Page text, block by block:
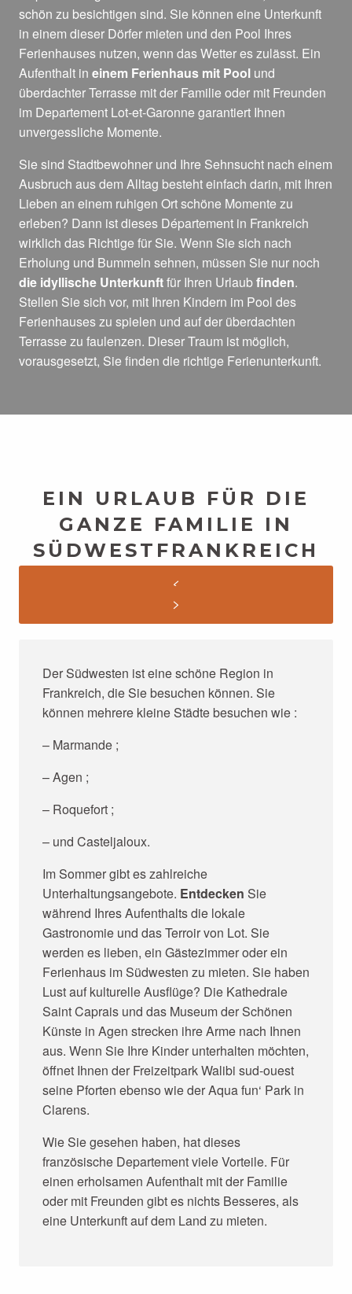
schön zu besichtigen sind. Sie können eine Unterkunft
in einem dieser Dörfer mieten und den Pool Ihres
Ferienhauses nutzen, wenn das Wetter es zulässt. Ein
Aufenthalt in einem Ferienhaus mit Pool und
überdachter Terrasse mit der Familie oder mit Freunden
im Departement Lot-et-Garonne garantiert Ihnen
unvergessliche Momente.
Sie sind Stadtbewohner und Ihre Sehnsucht nach einem
Ausbruch aus dem Alltag besteht einfach darin, mit Ihren
Lieben an einem ruhigen Ort schöne Momente zu
erleben? Dann ist dieses Département in Frankreich
wirklich das Richtige für Sie. Wenn Sie sich nach
Erholung und Bummeln sehnen, müssen Sie nur noch
die idyllische Unterkunftfür Ihren Urlaubfinden.
Stellen Sie sich vor, mit Ihren Kindern im Pool des
Ferienhauses zu spielen und auf der überdachten
Terrasse zu faulenzen. Dieser Traum ist möglich,
vorausgesetzt, Sie finden die richtige Ferienunterkunft.
EIN URLAUB FÜR DIE
GANZE FAMILIE IN
SÜDWESTFRANKREICH
Der Südwesten ist eine schöne Region in
Frankreich, die Sie besuchen können. Sie
können mehrere kleine Städte besuchen wie :
– Marmande ;
– Agen ;
– Roquefort ;
– und Casteljaloux.
Im Sommer gibt es zahlreiche
Unterhaltungsangebote. Entdecken Sie
während Ihres Aufenthalts die lokale
Gastronomie und das Terroir von Lot. Sie
werden es lieben, ein Gästezimmer oder ein
Ferienhaus im Südwesten zu mieten. Sie haben
Lust auf kulturelle Ausflüge? Die Kathedrale
Saint Caprais und das Museum der Schönen
Künste in Agen strecken ihre Arme nach Ihnen
aus. Wenn Sie Ihre Kinder unterhalten möchten,
öffnet Ihnen der Freizeitpark Walibi sud-ouest
seine Pforten ebenso wie der Aqua fun‘ Park in
Clarens.
Wie Sie gesehen haben, hat dieses
französische Departement viele Vorteile. Für
einen erholsamen Aufenthalt mit der Familie
oder mit Freunden gibt es nichts Besseres, als
eine Unterkunft auf dem Land zu mieten.